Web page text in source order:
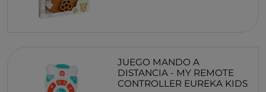
JUEGO MANDO A
DISTANCIA - MY REMOTE
CONTROLLER EUREKA KIDS